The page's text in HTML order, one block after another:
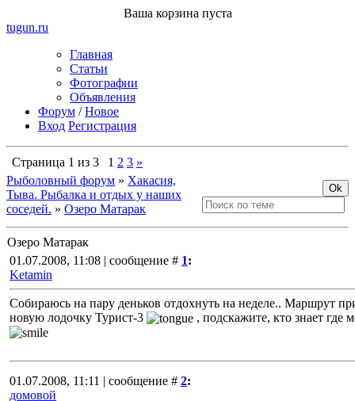
Ваша корзина пуста
tugun.ru
Главная
Статьи
Фотографии
Объявления
Форум /Новое
Вход Регистрация
Страница 1 из 3 1 2 3 »
Рыболовный форум » Хакасия,
Тыва. Рыбалка и отдых у наших
соседей. » Озеро Матарак
Озеро Матарак
01.07.2008, 11:08 | сообщение # 1:
Ketamin
Собираюсь на пару деньков отдохнуть на неделе.. Маршрут
новую лодочку Турист-3
, подскажите, кто знает где
01.07.2008, 11:11 | сообщение # 2:
домовой